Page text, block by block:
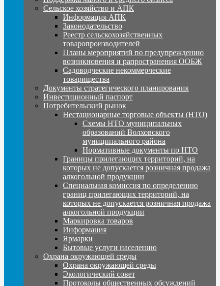
Сельское хозяйство и АПК
Информация АПК
Законодательство
Реестр сельскохозяйственных
товаропроизводителей
Планы мероприятий по предупреждению
возникновения и рапространения ООБЖ
Садоводческие некоммерческие
товарищества
Документы стратегического планирования
Инвестиционный паспорт
Потребительский рынок
Нестационарные торговые объекты (НТО)
Схемы НТО муниципальных
образований Волховского
муниципального района
Нормативные документы по НТО
Границы прилегающих территорий, на
которых не допускается розничная продажа
алкогольной продукции
Специальная комиссия по определению
границ прилегающих территорий, на
которых не допускается розничная продажа
алкогольной продукции
Маркировка товаров
Информация
Ярмарки
Бытовые услуги населению
Охрана окружающей среды
Охрана окружающей среды
Экологический совет
Протоколы общественных обсуждений